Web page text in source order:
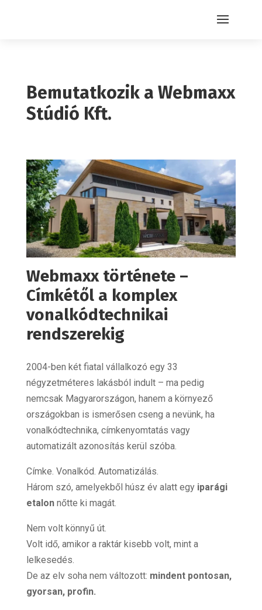
Bemutatkozik a Webmaxx
Stúdió Kft.
Webmaxx története –
Címkétől a komplex
vonalkódtechnikai
rendszerekig
2004-ben két fiatal vállalkozó egy 33
négyzetméteres lakásból indult – ma pedig
nemcsak Magyarországon, hanem a környező
országokban is ismerősen cseng a nevünk, ha
vonalkódtechnika, címkenyomtatás vagy
automatizált azonosítás kerül szóba.
Címke. Vonalkód. Automatizálás.
Három szó, amelyekből húsz év alatt egy iparági
etalonnőtte ki magát.
Nem volt könnyű út.
Volt idő, amikor a raktár kisebb volt, mint a
lelkesedés.
De az elv soha nem változott: mindent pontosan,
gyorsan, profin.